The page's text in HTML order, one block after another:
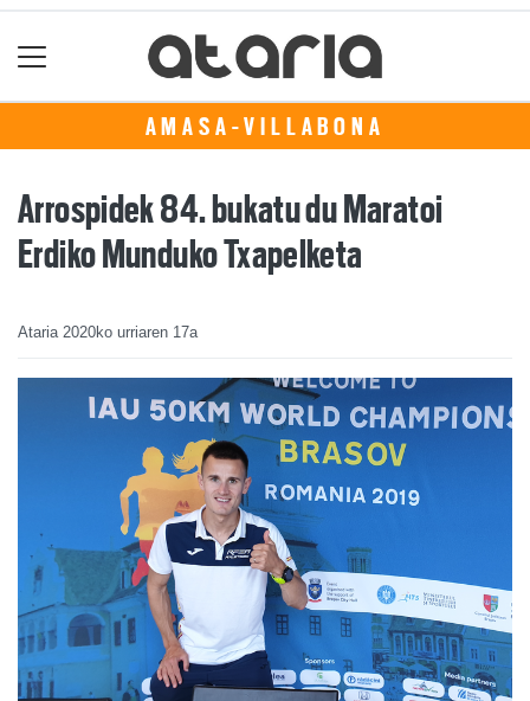
AMASA-VILLABONA
Arrospidek 84. bukatu du Maratoi
Erdiko Munduko Txapelketa
Ataria 2020ko urriaren 17a